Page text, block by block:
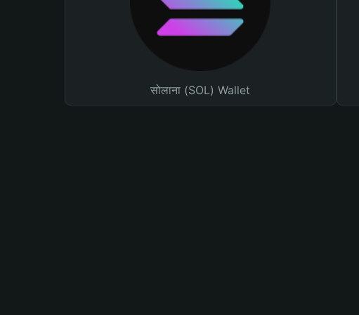
सोलाना (SOL) Wallet